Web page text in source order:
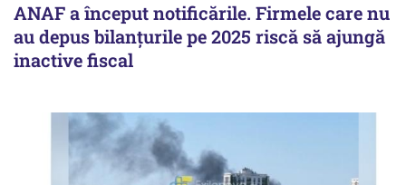
ANAF a început notificările. Firmele care nu
au depus bilanțurile pe 2025 riscă să ajungă
inactive fiscal